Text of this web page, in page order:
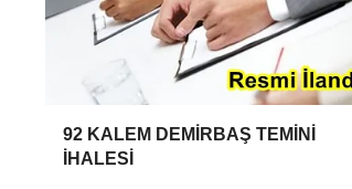
92 KALEM DEMİRBAŞ TEMİNİ
İHALESİ